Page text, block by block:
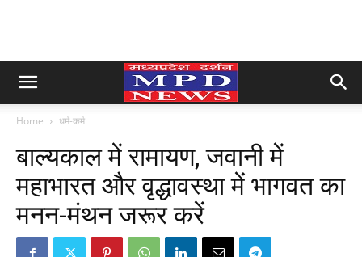
Home धर्म-कर्म
बाल्यकाल में रामायण, जवानी में
महाभारत और वृद्धावस्था में भागवत का
मनन-मंथन जरूर करें